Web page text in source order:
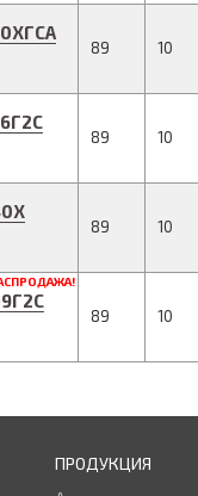
89 10
89 10
89 10
89 10
ПРОДУКЦИЯ